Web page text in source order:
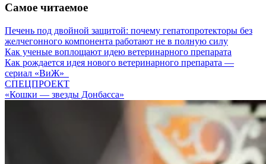
Самое читаемое
Печень под двойной защитой: почему гепатопротекторы без
желчегонного компонента работают не в полную силу
Как ученые воплощают идею ветеринарного препарата
Как рождается идея нового ветеринарного препарата —
сериал «ВиЖ»
СПЕЦПРОЕКТ
«Кошки — звезды Донбасса»